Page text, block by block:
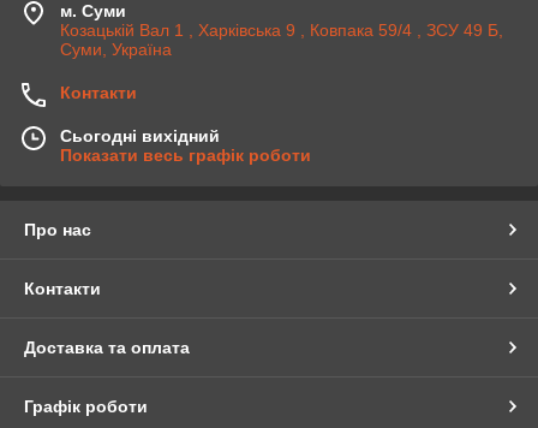
м. Суми
Козацькій Вал 1 , Харківська 9 , Ковпака 59/4 , ЗСУ 49 Б,
Суми, Україна
Контакти
Сьогодні вихідний
Показати весь графік роботи
Про нас
Контакти
Доставка та оплата
Графік роботи